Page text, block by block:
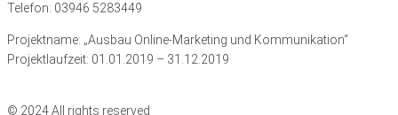
Telefon: 03946 5283449
Projektname: „Ausbau Online-Marketing und Kommunikation“
Projektlaufzeit: 01.01.2019 – 31.12.2019
© 2024 All rights reserved